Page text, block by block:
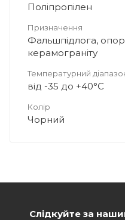
Поліпропілен
Призначення
Фальшпідлога,
керамограніту
Температурний
від -35 до +40°C
Колір
Чорний
Слідкуйте за